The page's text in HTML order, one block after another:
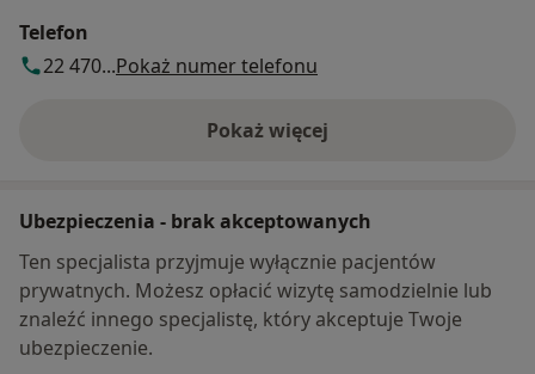
Telefon
22 470...Pokaż numer telefonu
Pokaż więcej
o adresie
Ubezpieczenia - brak akceptowanych
Ten specjalista przyjmuje wyłącznie pacjentów
prywatnych. Możesz opłacić wizytę samodzielnie lub
znaleźć innego specjalistę, który akceptuje Twoje
ubezpieczenie.